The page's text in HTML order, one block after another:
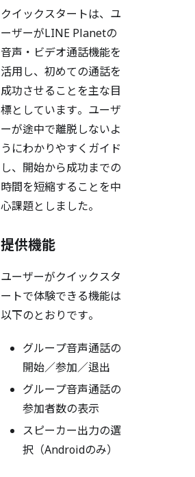
クイックスタートは、ユ
ーザーがLINE Planetの
音声・ビデオ通話機能を
活用し、初めての通話を
成功させることを主な目
標としています。ユーザ
ーが途中で離脱しないよ
うにわかりやすくガイド
し、開始から成功までの
時間を短縮することを中
心課題としました。
提供機能
ユーザーがクイックスタ
ートで体験できる機能は
以下のとおりです。
グループ音声通話の
開始／参加／退出
グループ音声通話の
参加者数の表示
スピーカー出力の選
択（Androidのみ）